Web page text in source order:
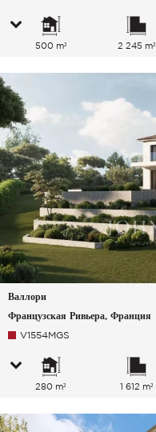
500 m² 2 245 m²
Валлори
Французская Ривьера, Франция
V1554MGS
280 m² 1 612 m²